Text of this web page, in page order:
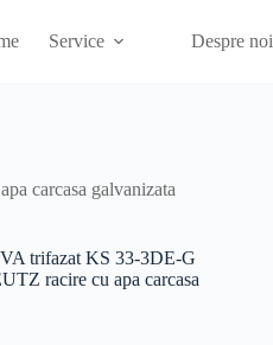
Service Despre noi
carcasa galvanizata
trifazat KS 33-3DE-G
racire cu apa carcasa